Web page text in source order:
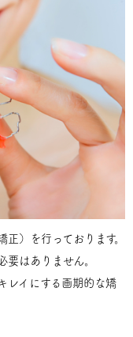
）を行っております。
はありません。
レイにする画期的な矯